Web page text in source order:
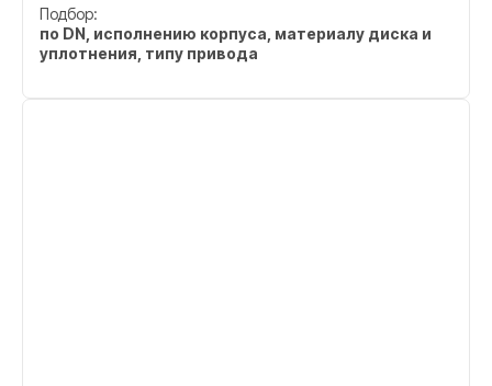
Подбор:
по DN, исполнению корпуса, материалу диска и
уплотнения, типу привода